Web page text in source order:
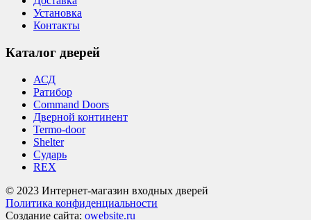
Установка
Контакты
Каталог дверей
АСД
Ратибор
Command Doors
Дверной континент
Termo-door
Shelter
Сударь
REX
© 2023 Интернет-магазин входных дверей
Политика конфиденциальности
Создание сайта: owebsite.ru